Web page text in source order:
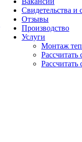
Свидетельства и
Отзывы
Производство
Услуги
Монтаж
Рассчитать